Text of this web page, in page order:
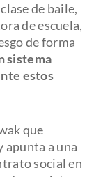
de baile,
de escuela,
de forma
sistema
estos
que
apunta a una
social en